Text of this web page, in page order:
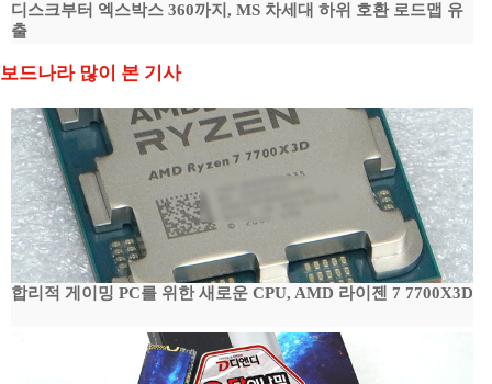
디스크부터 엑스박스 360까지, MS 차세대 하위 호환 로드맵 유
출
보드나라 많이 본 기사
합리적 게이밍 PC를 위한 새로운 CPU, AMD 라이젠 7 7700X3D